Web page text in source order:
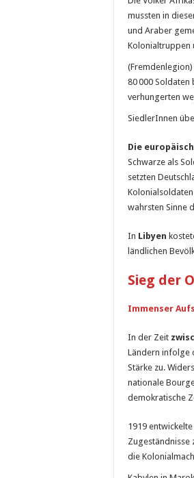
mussten in
und Araber
Kolonialtruppen
80 000
verhungerten
SiedlerInnen
Die
Schwarze als
setzten
wahrsten Sinne
In Libyen
ländlichen
Sieg der
Immenser
In der Zeit
Ländern infolge
Stärke zu.
nationale
demokratische
1919
Zugeständnisse
die